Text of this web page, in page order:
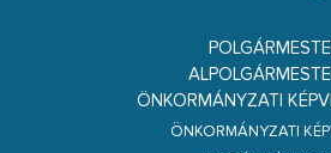
ÖNKORMÁNYZATI
ÖNKORMÁNYZATI